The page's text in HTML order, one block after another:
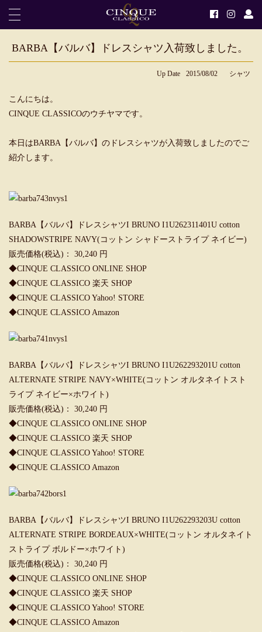
BARBA【バルバ】ドレスシャツ入荷致しました。
Up Date 2015/08/02 シャツ
こんにちは。
CINQUE CLASSICOのウチヤマです。
本日はBARBA【バルバ】のドレスシャツが入荷致しましたのでご
紹介します。
BARBA【バルバ】ドレスシャツI BRUNO I1U262311401U cotton
SHADOWSTRIPE NAVY(コットン シャドーストライプ ネイビー)
販売価格(税込)： 30,240 円
◆CINQUE CLASSICO ONLINE SHOP
◆CINQUE CLASSICO 楽天 SHOP
◆CINQUE CLASSICO Yahoo! STORE
◆CINQUE CLASSICO Amazon
BARBA【バルバ】ドレスシャツI BRUNO I1U262293201U cotton
ALTERNATE STRIPE NAVY×WHITE(コットン オルタネイトスト
ライプ ネイビー×ホワイト)
販売価格(税込)： 30,240 円
◆CINQUE CLASSICO ONLINE SHOP
◆CINQUE CLASSICO 楽天 SHOP
◆CINQUE CLASSICO Yahoo! STORE
◆CINQUE CLASSICO Amazon
BARBA【バルバ】ドレスシャツI BRUNO I1U262293203U cotton
ALTERNATE STRIPE BORDEAUX×WHITE(コットン オルタネイト
ストライプ ボルドー×ホワイト)
販売価格(税込)： 30,240 円
◆CINQUE CLASSICO ONLINE SHOP
◆CINQUE CLASSICO 楽天 SHOP
◆CINQUE CLASSICO Yahoo! STORE
◆CINQUE CLASSICO Amazon